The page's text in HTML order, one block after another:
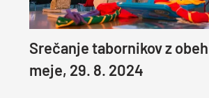
Srečanje tabornikov z
meje, 29. 8. 2024